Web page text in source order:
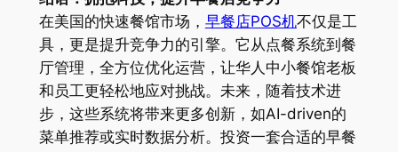
在美国的快速餐馆市场， 早餐店POS机不仅是工
具，更是提升竞争力的引擎。它从点餐系统到餐
厅管理，全方位优化运营，让华人中小餐馆老板
和员工更轻松地应对挑战。未来，随着技术进
步，这些系统将带来更多创新，如AI-driven的
菜单推荐或实时数据分析。投资一套合适的早餐